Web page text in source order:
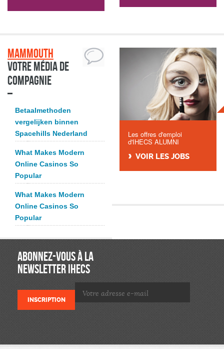
Mammouth
Votre média de
compagnie
Betaalmethoden
vergelijken binnen
Spacehills Nederland
What Makes Modern
Online Casinos So
Popular
What Makes Modern
Online Casinos So
Popular
Les offres d'emploi
d'IHECS ALUMNI
VOIR LES JOBS
ABONNEZ-VOUS À LA
NEWSLETTER IHECS